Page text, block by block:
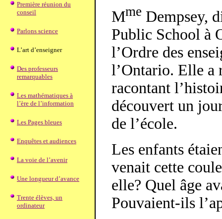
Première réunion du
conseil
Parlons science
L’art d’enseigner
Des professeurs
remarquables
Les mathématiques à
l’ère de l’information
Les Pages bleues
Enquêtes et audiences
La voie de l’avenir
Une longueur d’avance
Trente élèves, un
ordinateur
Mme Dempsey,
Public School à
l’Ordre des
l’Ontario. Elle a
racontant
découvert un
de l’école.
Les enfants
venait cette
elle? Quel âge
Pouvaient-ils